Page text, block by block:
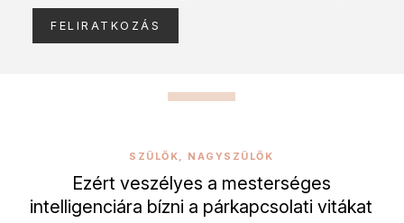
SZÜLŐK, NAGYSZÜLŐK
Ezért veszélyes a mesterséges
intelligenciára bízni a párkapcsolati vitákat